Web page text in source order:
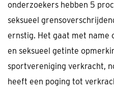
onderzoekers hebben 5
seksueel
ernstig. Het gaat met name
en seksueel getinte
sportvereniging verkracht,
heeft een poging tot